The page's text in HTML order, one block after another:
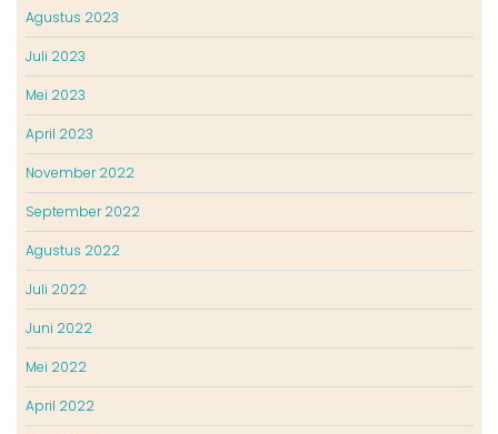
Agustus 2023
Juli 2023
Mei 2023
April 2023
November 2022
September 2022
Agustus 2022
Juli 2022
Juni 2022
Mei 2022
April 2022